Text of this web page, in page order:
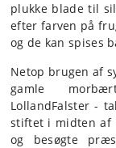
plukke blade til
efter farven på
og de kan spises
Netop brugen af
gamle
LollandFalster -
stiftet i midten af
og besøgte